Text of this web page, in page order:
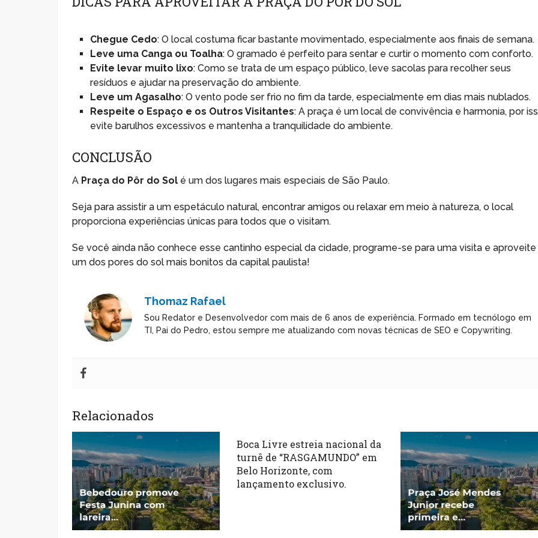
Chegue Cedo: O local costuma ficar bastante movimentado, especialmente aos finais de semana.
Leve uma Canga ou Toalha: O gramado é perfeito para sentar e curtir o momento com conforto.
Evite levar muito lixo: Como se trata de um espaço público, leve sacolas para recolher seus
resíduos e ajudar na preservação do ambiente.
Leve um Agasalho: O vento pode ser frio no fim da tarde, especialmente em dias mais nublados.
Respeite o Espaço e os Outros Visitantes: A praça é um local de convivência e harmonia, por
evite barulhos excessivos e mantenha a tranquilidade do ambiente.
CONCLUSÃO
A Praça do Pôr do Sol é um dos lugares mais especiais de São Paulo.
Seja para assistir a um espetáculo natural, encontrar amigos ou relaxar em meio à natureza, o local
proporciona experiências únicas para todos que o visitam.
Se você ainda não conhece esse cantinho especial da cidade, programe-se para uma visita e aproveite
um dos pores do sol mais bonitos da capital paulista!
Thomaz Rafael
Sou Redator e Desenvolvedor com mais de 6 anos de experiência. Formado em tecnólogo em
TI, Pai do Pedro, estou sempre me atualizando com novas técnicas de SEO e Copywriting.
Relacionados
Boca Livre estreia nacional da
turnê de “RASGAMUNDO” em
Belo Horizonte, com
lançamento exclusivo.